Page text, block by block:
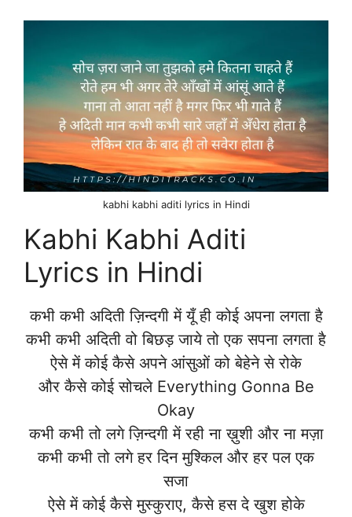
kabhi kabhi aditi lyrics in Hindi
Kabhi Kabhi Aditi
Lyrics in Hindi
कभी कभी अदिती ज़िन्दगी में यूँ ही कोई अपना लगता है
कभी कभी अदिती वो बिछड़ जाये तो एक सपना लगता है
ऐसे में कोई कैसे अपने आंसुओं को बेहेने से रोके
और कैसे कोई सोचले Everything Gonna Be
Okay
कभी कभी तो लगे ज़िन्दगी में रही ना ख़ुशी और ना मज़ा
कभी कभी तो लगे हर दिन मुश्किल और हर पल एक
सजा
ऐसे में कोई कैसे मुस्कुराए, कैसे हस दे खुश होके